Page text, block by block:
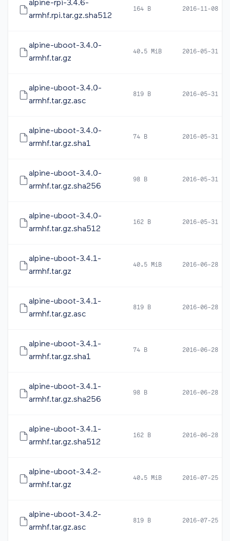
alpine-rpi-3.4.6-
armhf.rpi.tar.gz.sha512
164 B 2016-11-08
alpine-uboot-3.4.0-
armhf.tar.gz
40.5 MiB 2016-05-31
alpine-uboot-3.4.0-
armhf.tar.gz.asc
819 B 2016-05-31
alpine-uboot-3.4.0-
armhf.tar.gz.sha1
74 B 2016-05-31
alpine-uboot-3.4.0-
armhf.tar.gz.sha256
98 B 2016-05-31
alpine-uboot-3.4.0-
armhf.tar.gz.sha512
162 B 2016-05-31
alpine-uboot-3.4.1-
armhf.tar.gz
40.5 MiB 2016-06-28
alpine-uboot-3.4.1-
armhf.tar.gz.asc
819 B 2016-06-28
alpine-uboot-3.4.1-
armhf.tar.gz.sha1
74 B 2016-06-28
alpine-uboot-3.4.1-
armhf.tar.gz.sha256
98 B 2016-06-28
alpine-uboot-3.4.1-
armhf.tar.gz.sha512
162 B 2016-06-28
alpine-uboot-3.4.2-
armhf.tar.gz
40.5 MiB 2016-07-25
alpine-uboot-3.4.2-
armhf.tar.gz.asc
819 B 2016-07-25